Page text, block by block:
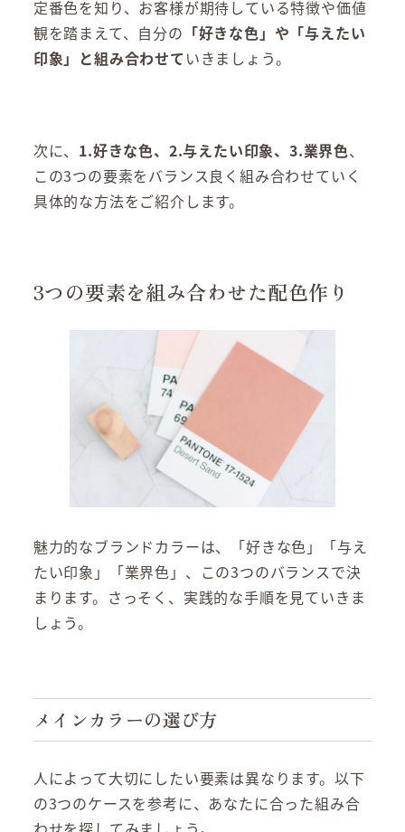
定番色を知り、お客様が期待している特徴や価値
観を踏まえて、自分の 「好きな色」や「与えたい
印象」と組み合わせていきましょう。
次に、 1.好きな色、2.与えたい印象、3.業界色、
この3つの要素をバランス良く組み合わせていく
具体的な方法をご紹介します。
3つの要素を組み合わせた配色作り
魅力的なブランドカラーは、「好きな色」「与え
たい印象」「業界色」、この3つのバランスで決
まります。さっそく、実践的な手順を見ていきま
しょう。
メインカラーの選び方
人によって大切にしたい要素は異なります。以下
の3つのケースを参考に、あなたに合った組み合